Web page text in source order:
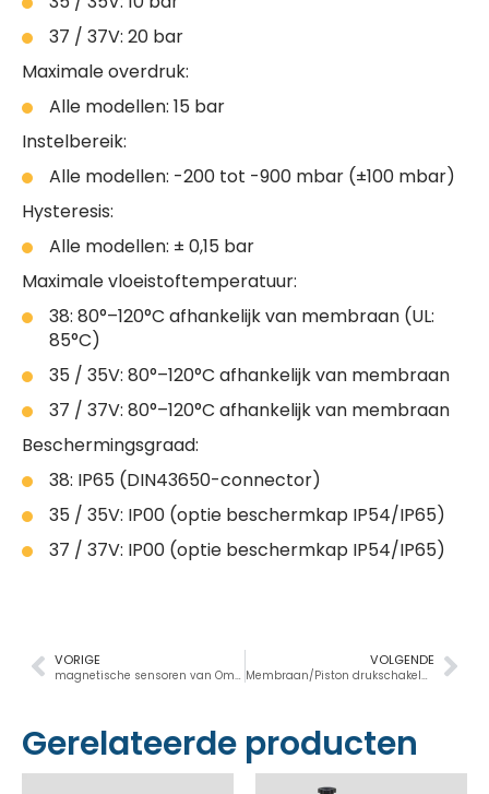
37 / 37V: 20 bar
Maximale overdruk:
Alle modellen: 15 bar
Instelbereik:
Alle modellen: -200 tot -900 mbar (±100 mbar)
Hysteresis:
Alle modellen: ± 0,15 bar
Maximale vloeistoftemperatuur:
38: 80°–120°C afhankelijk van membraan (UL:
85°C)
35 / 35V: 80°–120°C afhankelijk van membraan
37 / 37V: 80°–120°C afhankelijk van membraan
Beschermingsgraad:
38: IP65 (DIN43650-connector)
35 / 35V: IP00 (optie beschermkap IP54/IP65)
37 / 37V: IP00 (optie beschermkap IP54/IP65)
VOLGENDE
VORIGE
Gerelateerde producten